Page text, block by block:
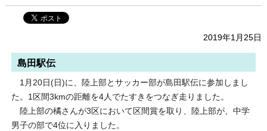
2019年1月25日
島田駅伝
1月20日(日)に、陸上部とサッカー部が島田駅伝に参加しまし
た。1区間3kmの距離を4人でたすきをつなぎ走りました。
陸上部の橘さんが3区において区間賞を取り、陸上部が、中学
男子の部で4位に入りました。